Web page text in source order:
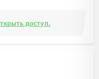
доступ.